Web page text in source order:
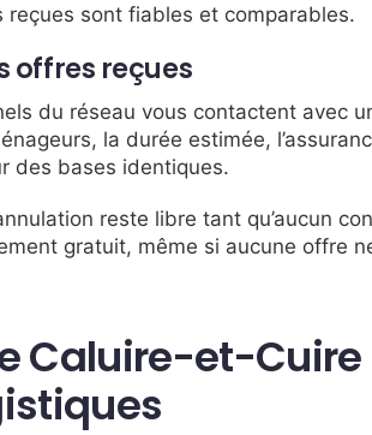
sont fiables et comparables.
offres reçues
du réseau vous contactent avec
la durée estimée,
des bases identiques.
reste libre tant qu’aucun
gratuit, même si aucune offre
Caluire-et-Cuire